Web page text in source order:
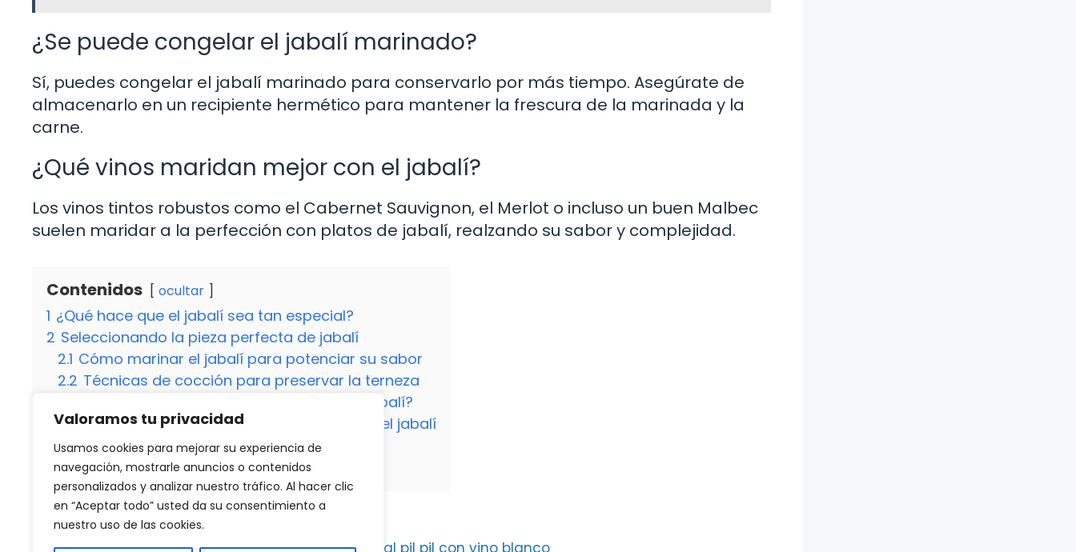
Valoramos tu privacidad
Usamos cookies para mejorar su experiencia de
navegación, mostrarle anuncios o contenidos
personalizados y analizar nuestro tráfico. Al hacer clic
en “Aceptar todo” usted da su consentimiento a
nuestro uso de las cookies.
¿Se puede congelar el jabalí marinado?
Sí, puedes congelar el jabalí marinado para conservarlo por más tiempo. Asegúrate de
almacenarlo en un recipiente hermético para mantener la frescura de la marinada y la
carne.
¿Qué vinos maridan mejor con el jabalí?
Los vinos tintos robustos como el Cabernet Sauvignon, el Merlot o incluso un buen Malbec
suelen maridar a la perfección con platos de jabalí, realzando su sabor y complejidad.
Contenidos ocultar
1 ¿Qué hace que el jabalí sea tan especial?
2 Seleccionando la pieza perfecta de jabalí
2.1 Cómo marinar el jabalí para potenciar su sabor
2.2 Técnicas de cocción para preservar la terneza
¿Cuál es el punto de cocción ideal para el jabalí?
3.1 Acompañamientos que realzan el sabor del jabalí
3.2 ¿Se puede congelar el jabalí marinado?
3.3 ¿Qué vinos maridan mejor con el jabalí?
Categorías
Carne ,Recetas
Deléitate con la receta tradicional de gambas al pil pil con vino blanco